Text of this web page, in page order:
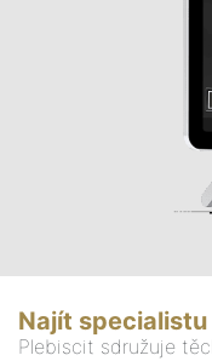
Najít specialistu
Plebiscit sdružuje